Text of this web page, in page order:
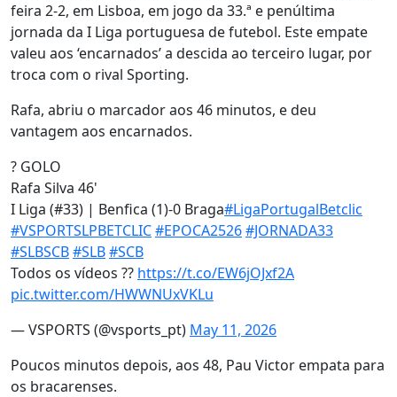
feira 2-2, em Lisboa, em jogo da 33.ª e penúltima
jornada da I Liga portuguesa de futebol. Este empate
valeu aos ‘encarnados’ a descida ao terceiro lugar, por
troca com o rival Sporting.
Rafa, abriu o marcador aos 46 minutos, e deu
vantagem aos encarnados.
? GOLO
Rafa Silva 46'
I Liga (#33) | Benfica (1)-0 Braga#LigaPortugalBetclic
#VSPORTSLPBETCLIC#EPOCA2526#JORNADA33
#SLBSCB#SLB#SCB
Todos os vídeos ?? https://t.co/EW6jOJxf2A
pic.twitter.com/HWWNUxVKLu
— VSPORTS (@vsports_pt) May 11, 2026
Poucos minutos depois, aos 48, Pau Victor empata para
os bracarenses.